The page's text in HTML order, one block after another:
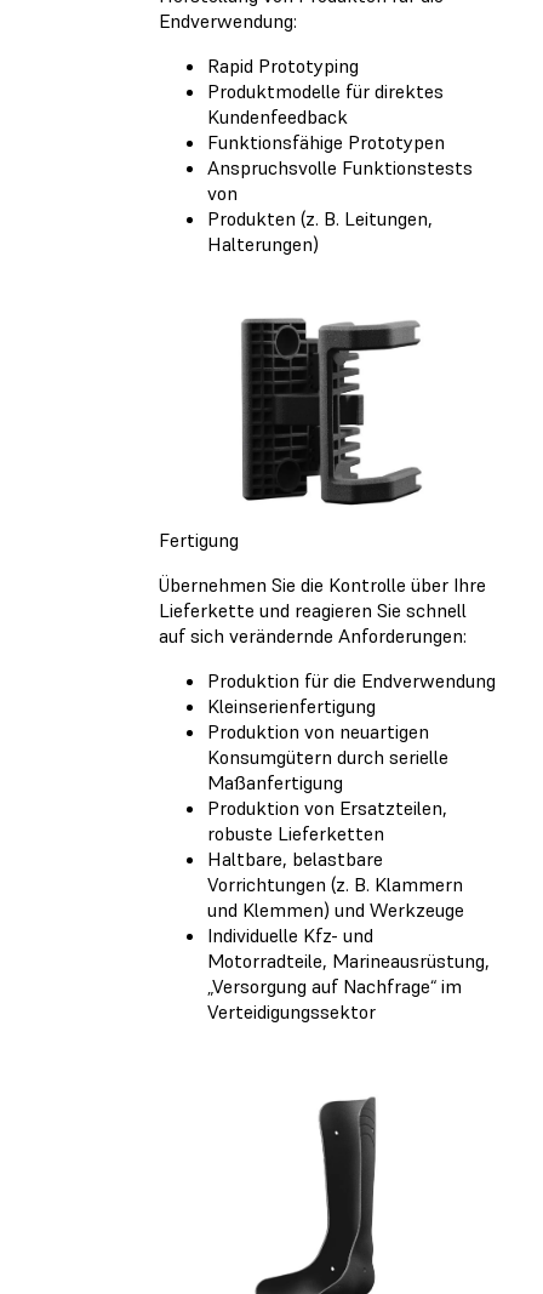
Endverwendung:
Rapid Prototyping
Produktmodelle für direktes
Kundenfeedback
Funktionsfähige Prototypen
Anspruchsvolle Funktionstests
von
Produkten (z. B. Leitungen,
Halterungen)
Fertigung
Übernehmen Sie die Kontrolle über Ihre
Lieferkette und reagieren Sie schnell
auf sich verändernde Anforderungen:
Produktion für die Endverwendung
Kleinserienfertigung
Produktion von neuartigen
Konsumgütern durch serielle
Maßanfertigung
Produktion von Ersatzteilen,
robuste Lieferketten
Haltbare, belastbare
Vorrichtungen (z. B. Klammern
und Klemmen) und Werkzeuge
Individuelle Kfz- und
Motorradteile, Marineausrüstung,
„Versorgung auf Nachfrage“ im
Verteidigungssektor